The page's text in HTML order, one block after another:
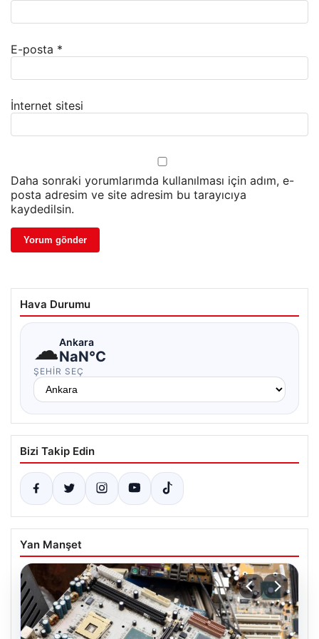
E-posta *
İnternet sitesi
Daha sonraki yorumlarımda kullanılması için adım, e-
posta adresim ve site adresim bu tarayıcıya
kaydedilsin.
Hava Durumu
☁Ankara
NaN°C
ŞEHIR SEÇ
Bizi Takip Edin
Yan Manşet